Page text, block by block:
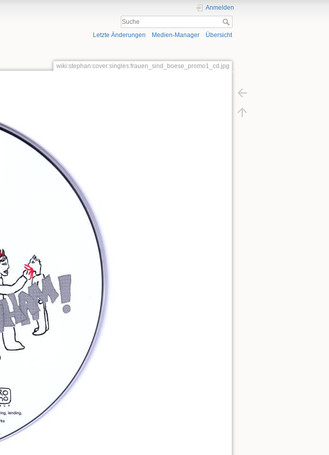
Anmelden
Letzte Änderungen Medien-Manager Übersicht
wiki:stephan:cover:singles:frauen_sind_boese_promo1_cd.jpg